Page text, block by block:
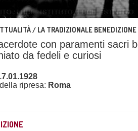
/ LA TRADIZIONALE
con paramenti sacri
da fedeli e curiosi
ripresa: Roma